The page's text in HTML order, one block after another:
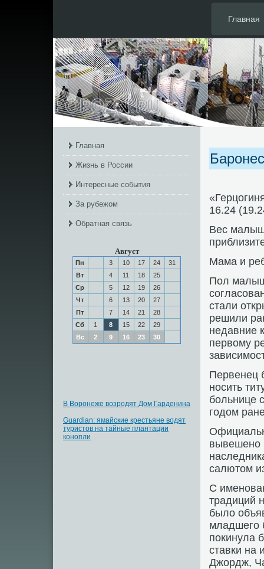
Главная
Главная
Жизнь в России
Интересные события
За рубежом
Обратная связь
Август
Пн 3 10 17 24
31
Вт
4 11 18
25
Ср
5 12 19
26
Чт
6 13 20
27
Пт
7 14 21
28
Сб
1 8 15 22
29
Вс
2 9 16 23 30
В Воронеже возродят Дом Гарденина
Guardian: ямайские крестьяне водят
туристов на тайные плантации
конопли
16.24
Вес
Мама и
Пол
стали
решили
недавние
первому
Первенец
носить
больнице
годом
вывешено
салютом
С
традиций
было
младшего
покинула
ставки на
Джордж,